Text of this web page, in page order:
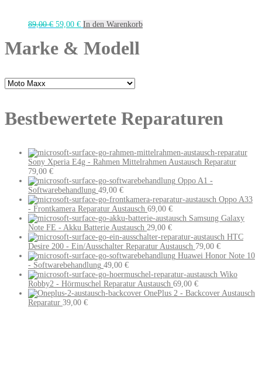
89,00€ 59,00 € In den Warenkorb
Marke & Modell
Bestbewertete Reparaturen
Sony Xperia E4g - Rahmen Mittelrahmen Austausch Reparatur
79,00 €
Oppo A1 -
Softwarebehandlung 49,00 €
Oppo A33
- Frontkamera Reparatur Austausch 69,00 €
Samsung Galaxy
Note FE - Akku Batterie Austausch 29,00 €
HTC
Desire 200 - Ein/Ausschalter Reparatur Austausch 79,00 €
Huawei Honor Note 10
- Softwarebehandlung 49,00 €
Wiko
Robby2 - Hörmuschel Reparatur Austausch 69,00 €
OnePlus 2 - Backcover Austausch
Reparatur 39,00 €